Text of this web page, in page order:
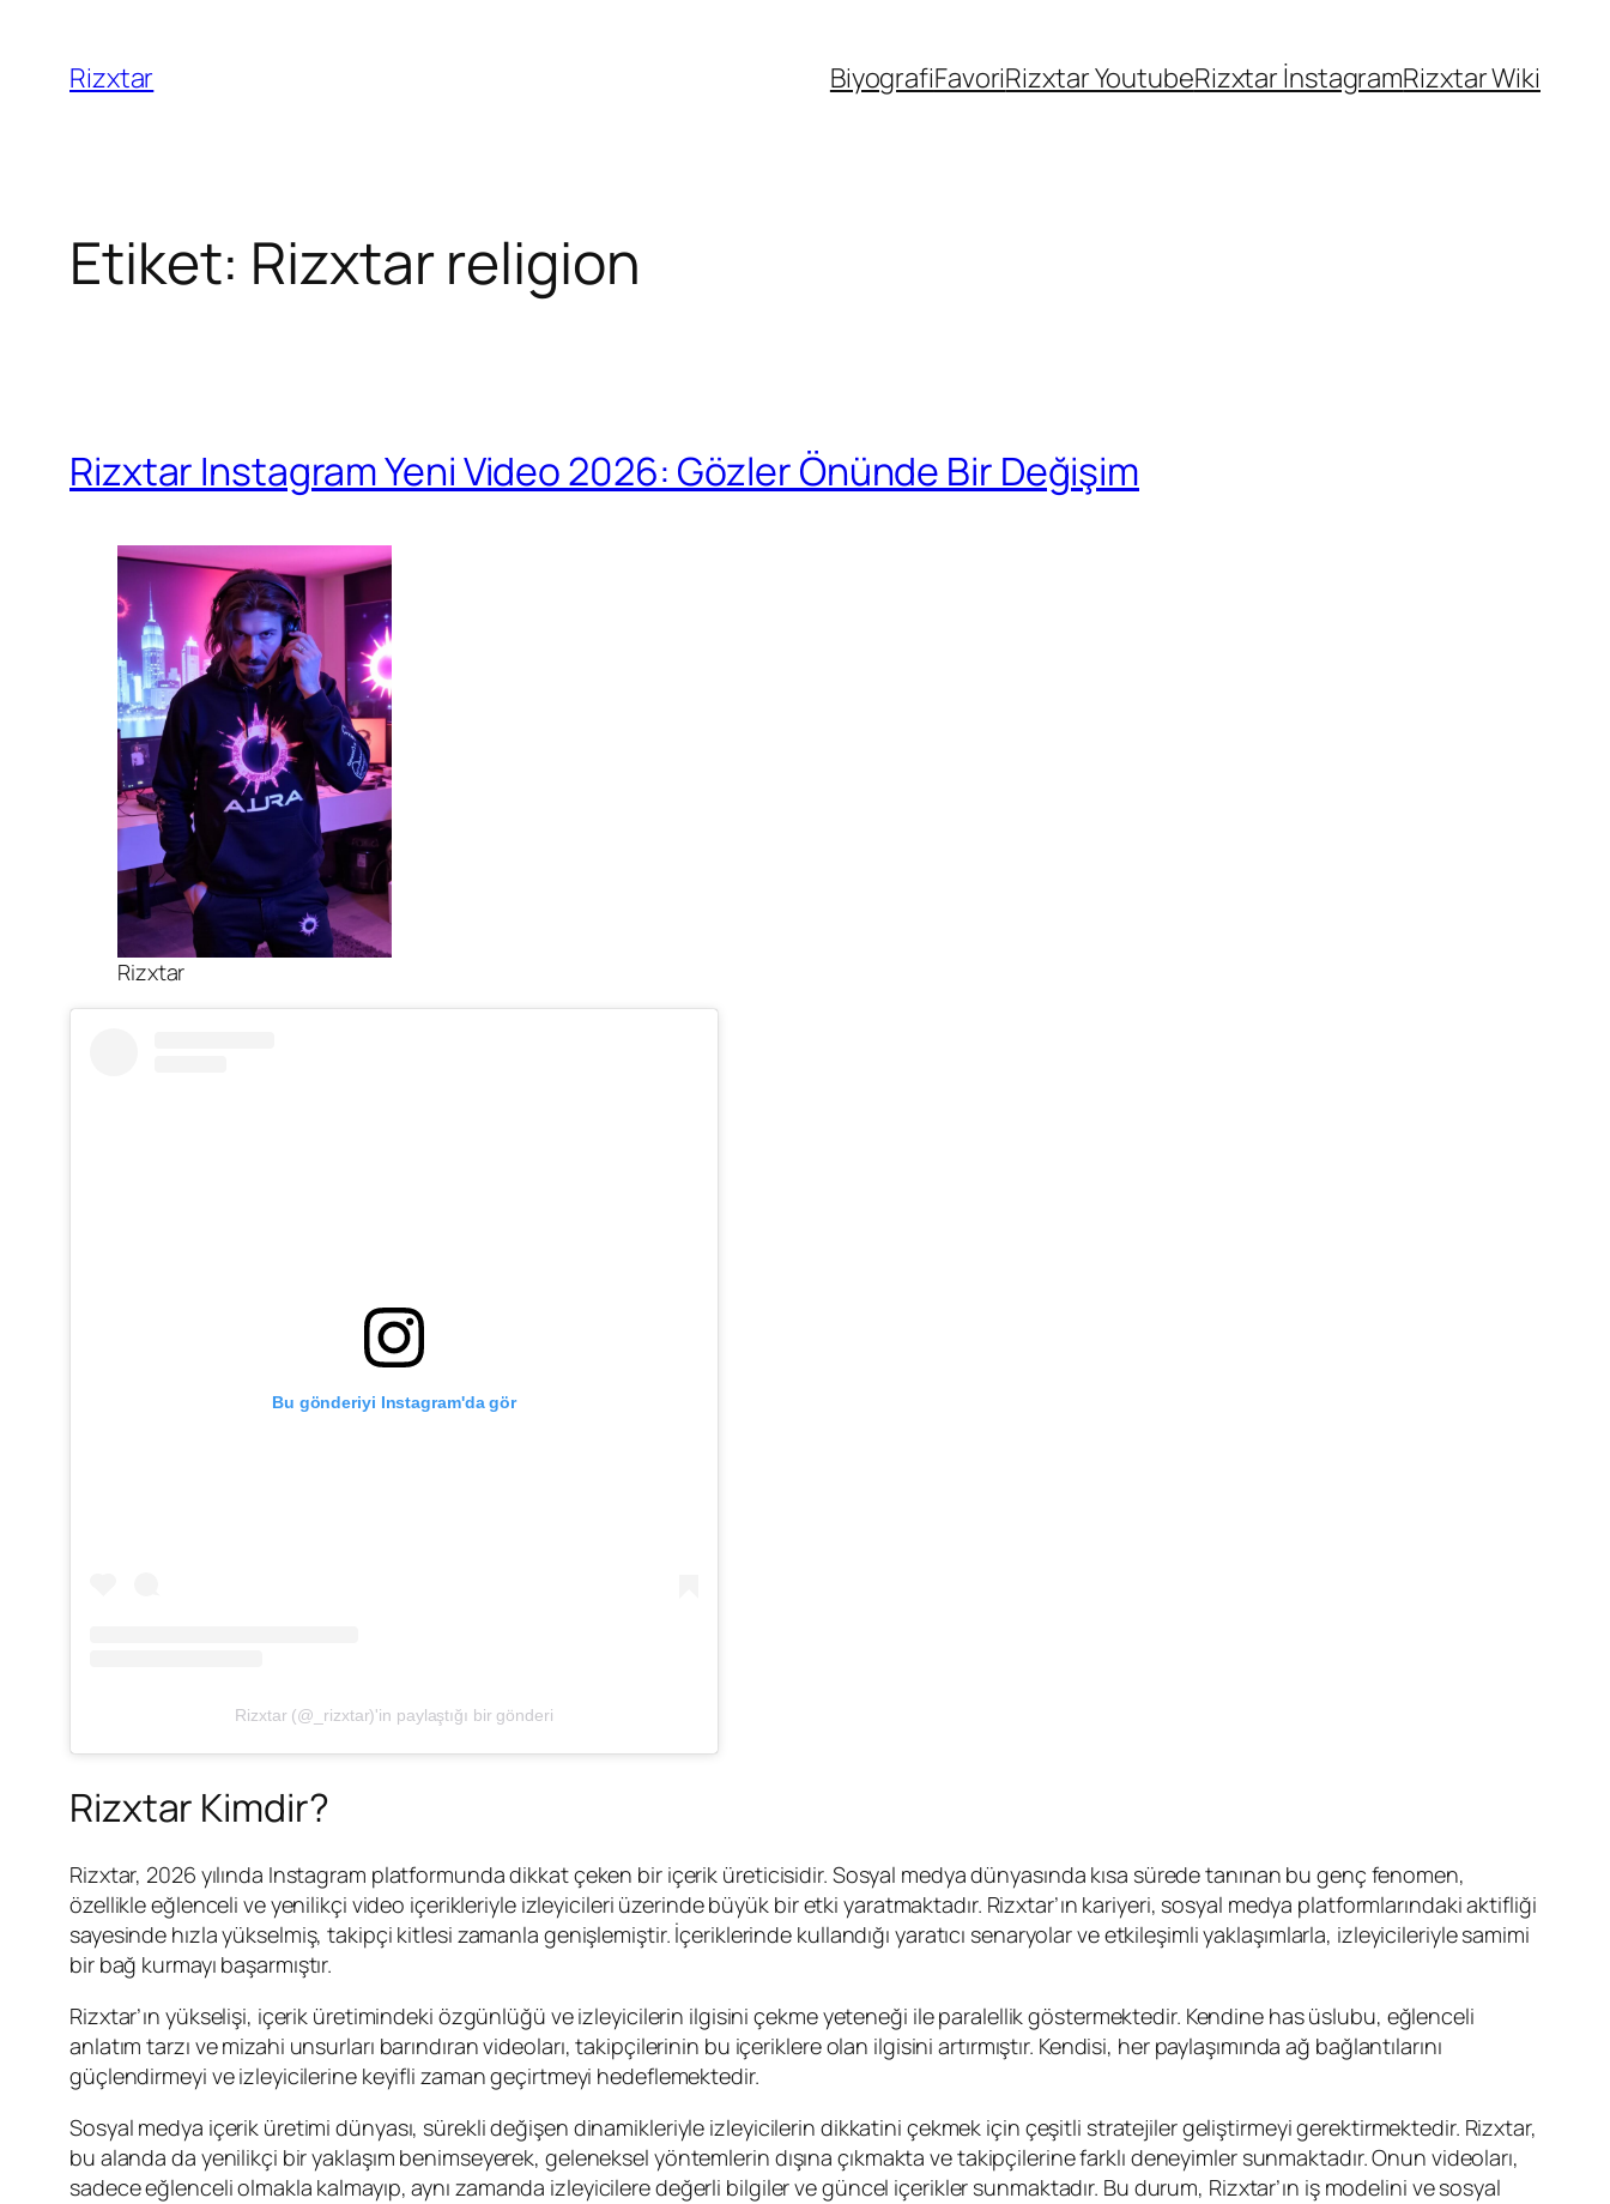
Rizxtar BiyografiFavoriRizxtar YoutubeRizxtar İnstagramRizxtar Wiki
Etiket: Rizxtar religion
Rizxtar Instagram Yeni Video 2026: Gözler Önünde Bir Değişim
Rizxtar
Bu gönderiyi Instagram'da gör
Rizxtar (@_rizxtar)'in paylaştığı bir gönderi
Rizxtar Kimdir?
Rizxtar, 2026 yılında Instagram platformunda dikkat çeken bir içerik üreticisidir. Sosyal medya dünyasında kısa sürede tanınan bu genç fenomen,
özellikle eğlenceli ve yenilikçi video içerikleriyle izleyicileri üzerinde büyük bir etki yaratmaktadır. Rizxtar’ın kariyeri, sosyal medya platformlarındaki aktifliği
sayesinde hızla yükselmiş, takipçi kitlesi zamanla genişlemiştir. İçeriklerinde kullandığı yaratıcı senaryolar ve etkileşimli yaklaşımlarla, izleyicileriyle samimi
bir bağ kurmayı başarmıştır.
Rizxtar’ın yükselişi, içerik üretimindeki özgünlüğü ve izleyicilerin ilgisini çekme yeteneği ile paralellik göstermektedir. Kendine has üslubu, eğlenceli
anlatım tarzı ve mizahi unsurları barındıran videoları, takipçilerinin bu içeriklere olan ilgisini artırmıştır. Kendisi, her paylaşımında ağ bağlantılarını
güçlendirmeyi ve izleyicilerine keyifli zaman geçirtmeyi hedeflemektedir.
Sosyal medya içerik üretimi dünyası, sürekli değişen dinamikleriyle izleyicilerin dikkatini çekmek için çeşitli stratejiler geliştirmeyi gerektirmektedir. Rizxtar,
bu alanda da yenilikçi bir yaklaşım benimseyerek, geleneksel yöntemlerin dışına çıkmakta ve takipçilerine farklı deneyimler sunmaktadır. Onun videoları,
sadece eğlenceli olmakla kalmayıp, aynı zamanda izleyicilere değerli bilgiler ve güncel içerikler sunmaktadır. Bu durum, Rizxtar’ın iş modelini ve sosyal